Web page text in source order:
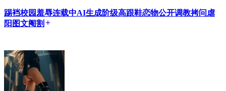
踢裆校园羞辱连载中AI生成阶级高跟鞋恋物公开调教拷问 虐
阳 图文阉割 add